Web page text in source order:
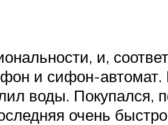
и,
и сифон-
воды.
очень